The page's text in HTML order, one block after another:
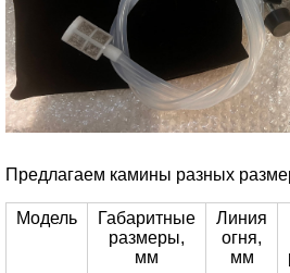
Предлагаем камины разных
Модель
Габаритные
размеры,
мм
Линия
огня,
мм